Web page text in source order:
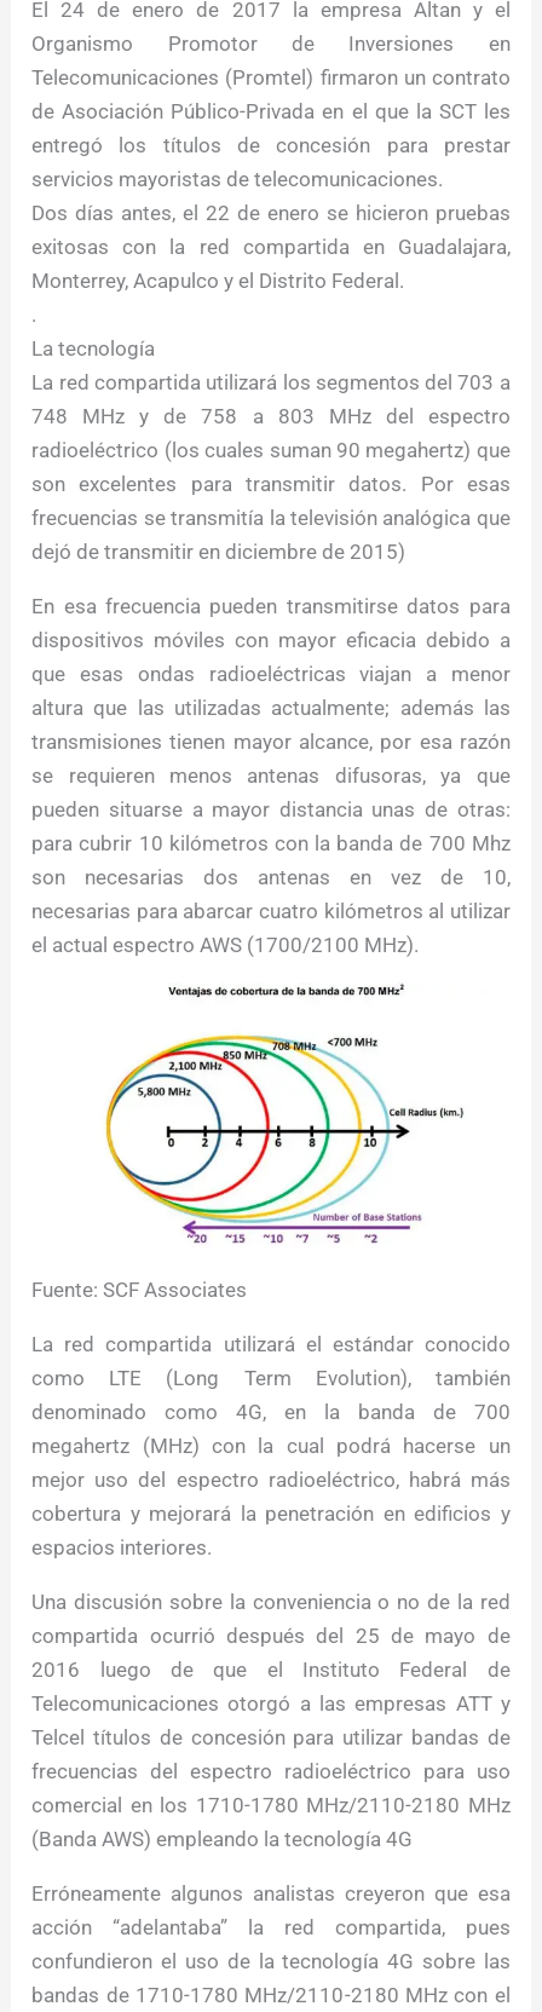
El 24 de enero de 2017 la empresa Altan y el
Organismo Promotor de Inversiones en
Telecomunicaciones (Promtel) firmaron un contrato
de Asociación Público-Privada en el que la SCT les
entregó los títulos de concesión para prestar
servicios mayoristas de telecomunicaciones.
Dos días antes, el 22 de enero se hicieron pruebas
exitosas con la red compartida en Guadalajara,
Monterrey, Acapulco y el Distrito Federal.
.
La tecnología
La red compartida utilizará los segmentos del 703 a
748 MHz y de 758 a 803 MHz del espectro
radioeléctrico (los cuales suman 90 megahertz) que
son excelentes para transmitir datos. Por esas
frecuencias se transmitía la televisión analógica que
dejó de transmitir en diciembre de 2015)
En esa frecuencia pueden transmitirse datos para
dispositivos móviles con mayor eficacia debido a
que esas ondas radioeléctricas viajan a menor
altura que las utilizadas actualmente; además las
transmisiones tienen mayor alcance, por esa razón
se requieren menos antenas difusoras, ya que
pueden situarse a mayor distancia unas de otras:
para cubrir 10 kilómetros con la banda de 700 Mhz
son necesarias dos antenas en vez de 10,
necesarias para abarcar cuatro kilómetros al utilizar
el actual espectro AWS (1700/2100 MHz).
Fuente: SCF Associates
La red compartida utilizará el estándar conocido
como LTE (Long Term Evolution), también
denominado como 4G, en la banda de 700
megahertz (MHz) con la cual podrá hacerse un
mejor uso del espectro radioeléctrico, habrá más
cobertura y mejorará la penetración en edificios y
espacios interiores.
Una discusión sobre la conveniencia o no de la red
compartida ocurrió después del 25 de mayo de
2016 luego de que el Instituto Federal de
Telecomunicaciones otorgó a las empresas ATT y
Telcel títulos de concesión para utilizar bandas de
frecuencias del espectro radioeléctrico para uso
comercial en los 1710-1780 MHz/2110-2180 MHz
(Banda AWS) empleando la tecnología 4G
Erróneamente algunos analistas creyeron que esa
acción “adelantaba” la red compartida, pues
confundieron el uso de la tecnología 4G sobre las
bandas de 1710-1780 MHz/2110-2180 MHz con el